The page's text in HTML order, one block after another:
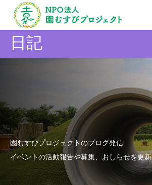
日記
園むすびプロジェクトのブログ発信
イベントの活動報告や募集、おしらせを更新